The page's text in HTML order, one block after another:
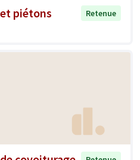
piétons
Retenue